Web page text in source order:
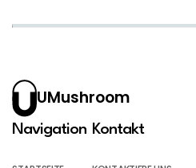
UMushroom
Navigation Kontakt